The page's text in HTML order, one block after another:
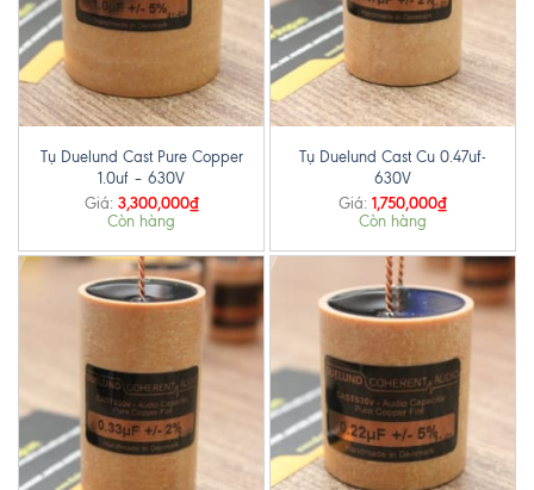
Tụ Duelund Cast Pure Copper
1.0uf – 630V
Giá: 3,300,000₫
Còn hàng
Tụ Duelund Cast Cu 0.47uf-
630V
Giá: 1,750,000₫
Còn hàng